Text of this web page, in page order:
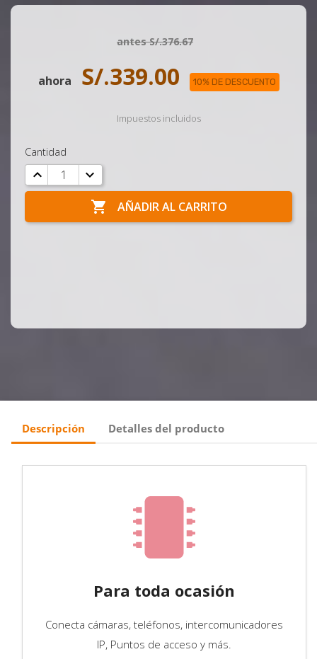
antes S/.376.67
ahora S/.339.00 10% DE DESCUENTO
Impuestos incluidos
Cantidad
 AÑADIR AL CARRITO
Descripción Detalles del producto
Para toda ocasión
Conecta cámaras, teléfonos, intercomunicadores
IP, Puntos de acceso y más.